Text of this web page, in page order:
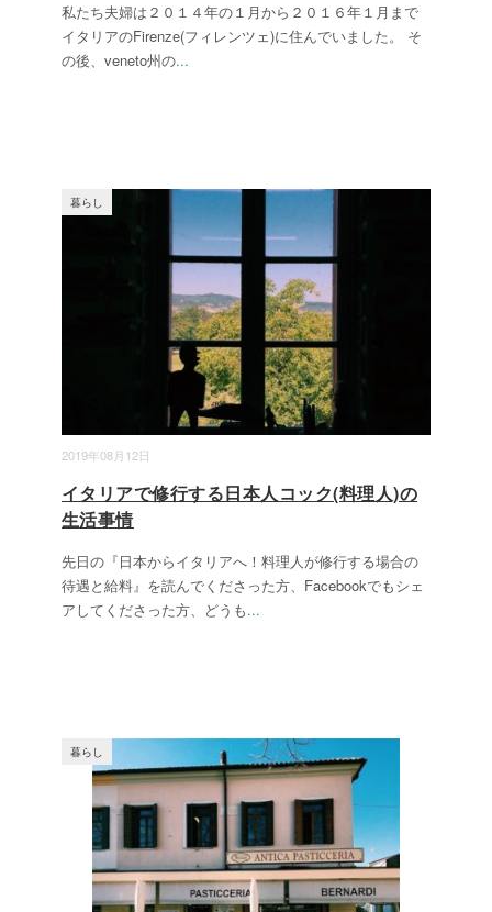
私たち夫婦は２０１４年の１月から２０１６年１月まで
イタリアのFirenze(フィレンツェ)に住んでいました。 そ
の後、veneto州の...
2019年08月12日
暮らし
イタリアで修行する日本人コック(料理人)の
生活事情
先日の『日本からイタリアへ！料理人が修行する場合の
待遇と給料』を読んでくださった方、Facebookでもシェ
アしてくださった方、どうも...
暮らし